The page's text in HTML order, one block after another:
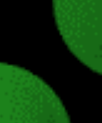
las
y
además
los sonidos
oculta.
activar
de